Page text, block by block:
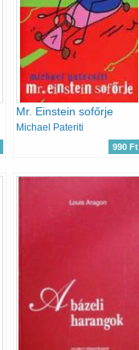
Mr. Einstein sofőrje
Michael Pateriti
990 Ft